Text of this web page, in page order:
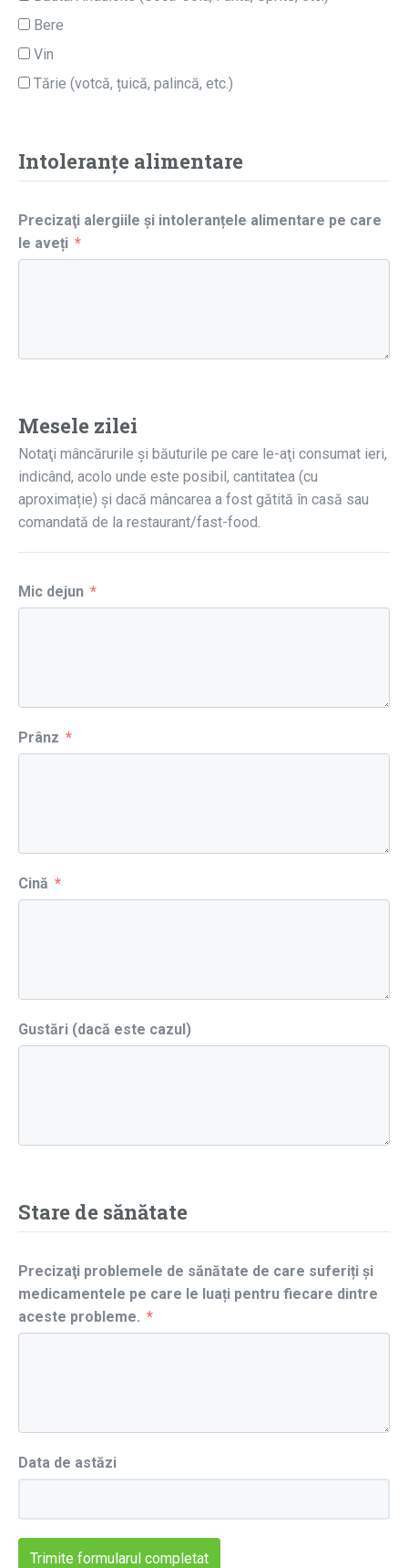
Bere
Vin
Tărie (votcă, țuică, palincă, etc.)
Intoleranțe alimentare
Precizaţi alergiile și intoleranțele alimentare pe care
le aveți
Mesele zilei
Notaţi mâncărurile şi băuturile pe care le-aţi consumat ieri,
indicând, acolo unde este posibil, cantitatea (cu
aproximație) și dacă mâncarea a fost gătită în casă sau
comandată de la restaurant/fast-food.
Mic dejun
Prânz
Cină
Gustări (dacă este cazul)
Stare de sănătate
Precizaţi problemele de sănătate de care suferiți și
medicamentele pe care le luați pentru fiecare dintre
aceste probleme.
Data de astăzi
Trimite formularul completat